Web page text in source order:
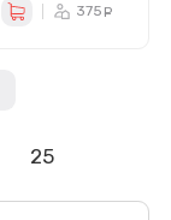
375
25